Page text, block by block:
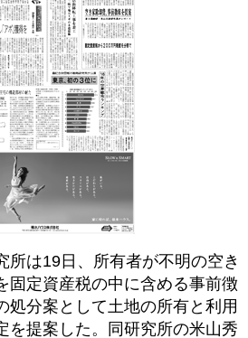
所は19日、所有者が不明の空き
固定資産税の中に含める事前徴
処分案として土地の所有と利用
を提案した。同研究所の米山秀